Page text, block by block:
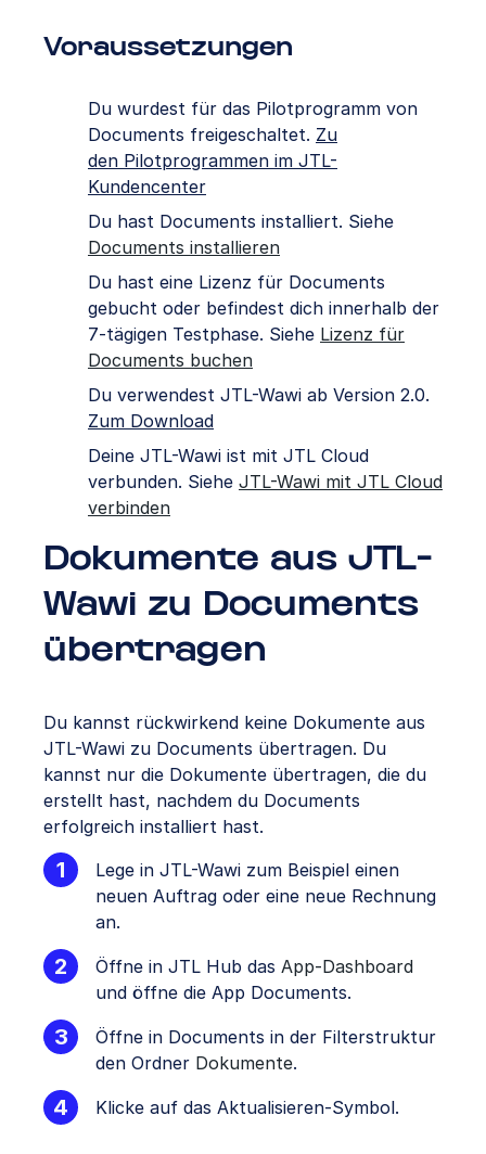
Voraussetzungen
Du wurdest für das Pilotprogramm von
Documents freigeschaltet. Zu
den Pilotprogrammen im JTL-
Kundencenter
Du hast Documents installiert. Siehe
Documents installieren
Du hast eine Lizenz für Documents
gebucht oder befindest dich innerhalb der
7-tägigen Testphase. Siehe Lizenz für
Documents buchen
Du verwendest JTL-Wawi ab Version 2.0.
Zum Download
Deine JTL-Wawi ist mit JTL Cloud
verbunden. Siehe JTL-Wawi mit JTL Cloud
verbinden
Dokumente aus JTL-
Wawi zu Documents
übertragen
Du kannst rückwirkend keine Dokumente aus
JTL-Wawi zu Documents übertragen. Du
kannst nur die Dokumente übertragen, die du
erstellt hast, nachdem du Documents
erfolgreich installiert hast.
Lege in JTL-Wawi zum Beispiel einen
neuen Auftrag oder eine neue Rechnung
an.
Öffne in JTL Hub das App-Dashboard
und öffne die App Documents.
Öffne in Documents in der Filterstruktur
den Ordner Dokumente.
Klicke auf das Aktualisieren-Symbol.